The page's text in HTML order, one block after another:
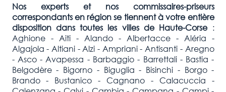
Nos experts et nos commissaires-priseurs
correspondants en région se tiennent à votre entière
disposition dans toutes les villes de Haute-Corse :
Aghione - Aiti - Alando - Albertacce - Aléria -
Algajola - Altiani - Alzi - Ampriani - Antisanti - Aregno
- Asco - Avapessa - Barbaggio - Barrettali - Bastia -
Belgodère - Bigorno - Biguglia - Bisinchi - Borgo -
Brando - Bustanico - Cagnano - Calacuccia -